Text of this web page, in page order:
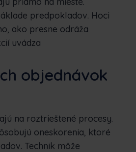
predpokladov. Hoci
ako presne odráža
uvádza
objednávok
na roztrieštené procesy.
oneskorenia, ktoré
Technik môže